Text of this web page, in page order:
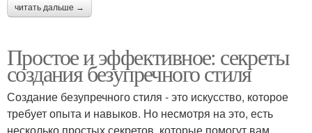
читать дальше →
Простое и эффективное: секреты
создания безупречного стиля
Создание безупречного стиля - это искусство, которое
требует опыта и навыков. Но несмотря на это, есть
несколько простых секретов, которые помогут вам